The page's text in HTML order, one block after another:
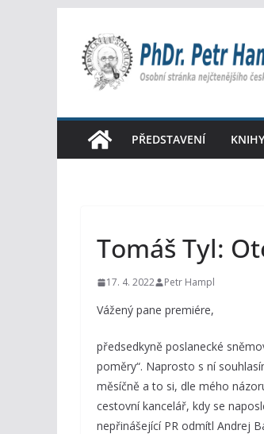
obsah
PŘEDSTAVENÍ KNIHY
Tomáš Tyl:
17. 4. 2022 Petr Hampl
Vážený pane premiére,
předsedkyně poslanecké
poměry“. Naprosto s ní
měsíčně a to si, dle mého
cestovní kancelář, kdy se
nepřinášející PR odmítl Andrej